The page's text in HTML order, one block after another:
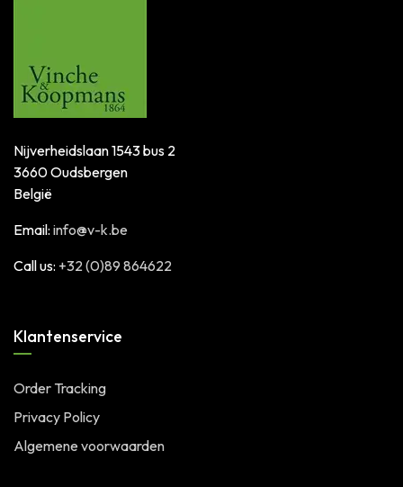
Nijverheidslaan 1543 bus 2
3660 Oudsbergen
België
Email: info@v-k.be
Call us: +32 (0)89 864622
Klantenservice
Order Tracking
Privacy Policy
Algemene voorwaarden